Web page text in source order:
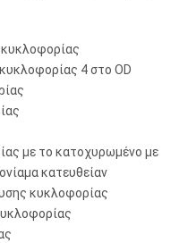
4 στο OD
με το κατοχυρωμένο με
κατευθείαν
κυκλοφορίας